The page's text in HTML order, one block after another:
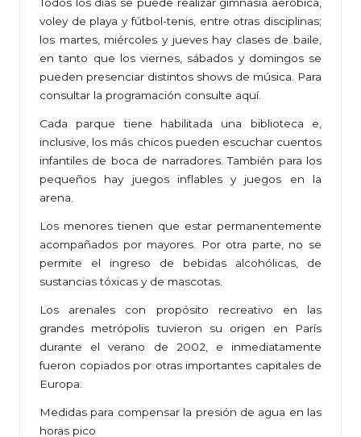
voley de playa y fútbol-tenis, entre otras disciplinas;
los martes, miércoles y jueves hay clases de baile,
en tanto que los viernes, sábados y domingos se
pueden presenciar distintos shows de música. Para
consultar la programación consulte aquí.
Cada parque tiene habilitada una biblioteca e,
inclusive, los más chicos pueden escuchar cuentos
infantiles de boca de narradores. También para los
pequeños hay juegos inflables y juegos en la
arena.
Los menores tienen que estar permanentemente
acompañados por mayores. Por otra parte, no se
permite el ingreso de bebidas alcohólicas, de
sustancias tóxicas y de mascotas.
Los arenales con propósito recreativo en las
grandes metrópolis tuvieron su origen en París
durante el verano de 2002, e inmediatamente
fueron copiados por otras importantes capitales de
Europa.
Medidas para compensar la presión de agua en las
horas pico